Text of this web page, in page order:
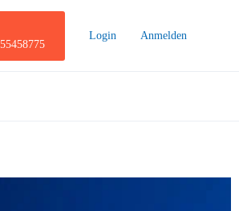
Login Anmelden